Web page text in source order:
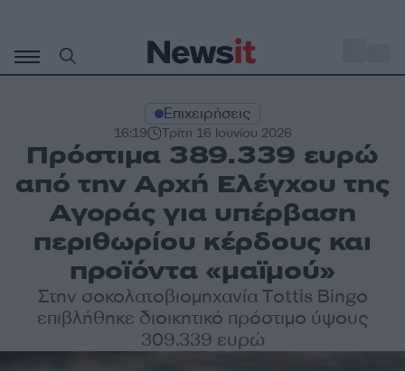
περιεχόμενο
Επιχειρήσεις
16:19 Τρίτη 16 Ιουνίου 2026
Πρόστιμα 389.339 ευρώ
από την Αρχή Ελέγχου της
Αγοράς για υπέρβαση
περιθωρίου κέρδους και
προϊόντα «μαϊμού»
Στην σοκολατοβιομηχανία Τottis Bingo
επιβλήθηκε διοικητικό πρόστιμο ύψους
309.339 ευρώ